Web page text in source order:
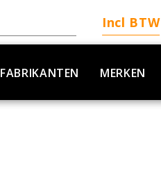
Incl BTW
FABRIKANTEN MERKEN